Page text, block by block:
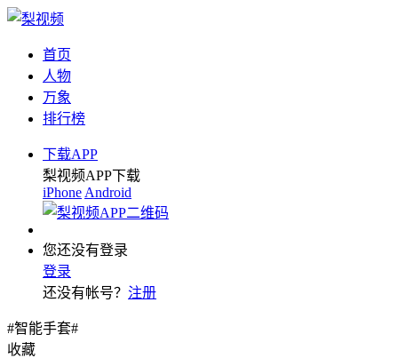
首页
人物
万象
排行榜
下载APP
梨视频APP下载
iPhone Android
您还没有登录
登录
还没有帐号？ 注册
#智能手套#
收藏